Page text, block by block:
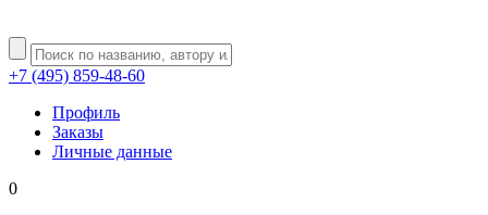
+7 (495) 859-48-60
Профиль
Заказы
Личные данные
0